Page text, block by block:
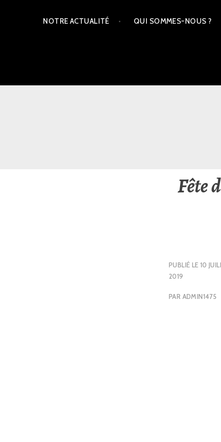
NOTRE ACTUALITÉ QUI SOMMES-NOUS ?
Fête
PUBLIÉ LE 10
2019
PAR ADMIN1475